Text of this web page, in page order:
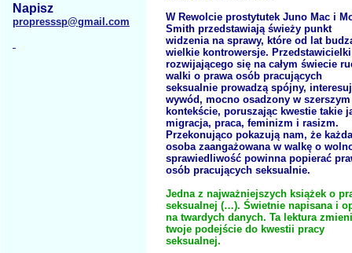
Napisz
propresssp@gmail.com
W Rewolcie prostytutek Juno Mac i
Smith przedstawiają świeży punkt
widzenia na sprawy, które od lat
wielkie kontrowersje. Przedstawicielki
rozwijającego się na całym świecie
walki o prawa osób pracujących
seksualnie prowadzą spójny,
wywód, mocno osadzony w szerszym
kontekście, poruszając kwestie takie
migracja, praca, feminizm i rasizm.
Przekonująco pokazują nam, że każda
osoba zaangażowana w walkę o
sprawiedliwość powinna popierać
osób pracujących seksualnie.
Jedna z najważniejszych książek o
seksualnej (…). Świetnie napisana i
na twardych danych. Ta lektura zmieni
twoje podejście do kwestii pracy
seksualnej.